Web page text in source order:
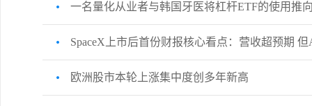
一名量化从业者与韩国牙医将杠杆ETF的使用推
SpaceX上市后首份财报核心看点：营收超预期
欧洲股市本轮上涨集中度创多年新高